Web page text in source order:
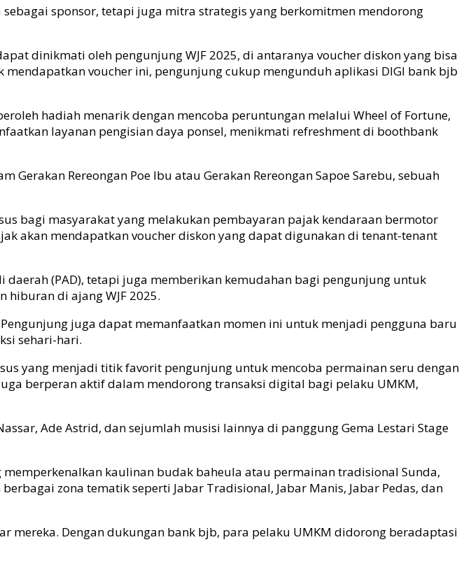
sebagai sponsor, tetapi juga mitra strategis yang berkomitmen mendorong
dinikmati oleh pengunjung WJF 2025, di antaranya voucherdiskon yang bisa
mendapatkanvoucher ini, pengunjung cukup mengunduh aplikasi DIGI bank bjb
hadiah menarik dengan mencoba peruntungan melalui Wheel of Fortune,
layanan pengisian daya ponsel, menikmati refreshmentdi boothbank
Gerakan Rereongan Poe Ibu atau Gerakan Rereongan Sapoe Sarebu, sebuah
bagi masyarakat yang melakukan pembayaran pajak kendaraan bermotor
akan mendapatkanvoucherdiskon yang dapat digunakan di tenant-tenant
(PAD), tetapi juga memberikan kemudahan bagi pengunjung untuk
di ajang WJF 2025.
juga dapat memanfaatkan momen ini untuk menjadi pengguna baru
sehari-hari.
yang menjadi titik favorit pengunjung untuk mencoba permainan seru dengan
berperan aktif dalam mendorong transaksi digital bagi pelaku UMKM,
Ade Astrid, dan sejumlah musisi lainnya di panggung Gema Lestari Stage
kaulinan budak baheula atau permainan tradisional Sunda,
zona tematik seperti Jabar Tradisional, Jabar Manis, Jabar Pedas, dan
mereka. Dengan dukungan bank bjb, para pelaku UMKM didorong beradaptasi